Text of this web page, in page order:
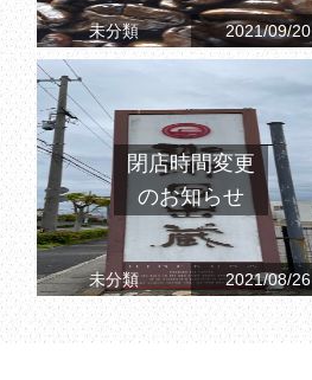
未分類 2021/09/20
未分類 2021/08/26
閉店時間変更
のお知らせ